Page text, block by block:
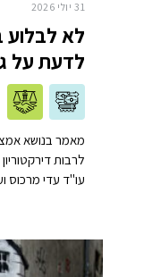
31 יולי 2026
לא לבלוע
לדעת על
מאמר בנושא
לרבות
עו"ד עדי מרכוס